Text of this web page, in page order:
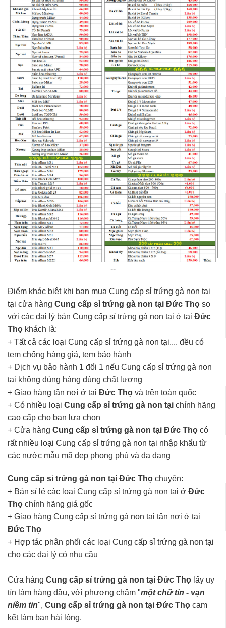
--
Điểm khác biệt khi bạn mua Cung cấp sỉ trứng gà non tại
tại cửa hàng Cung cấp sỉ trứng gà non tại Đức Thọ so
với các đại lý bán Cung cấp sỉ trứng gà non tại ở tại Đức
Thọ khách là:
+ Tất cả các loại Cung cấp sỉ trứng gà non tại.... đều có
tem chống hàng giả, tem bảo hành
+ Dịch vụ bảo hành 1 đổi 1 nếu Cung cấp sỉ trứng gà non
tại không đúng hàng đúng chất lượng
+ Giao hàng tận nơi ở tại Đức Thọ và trên toàn quốc
+ Có nhiều loại Cung cấp sỉ trứng gà non tại chính hãng
cao cấp cho bạn lựa chọn
+ Cửa hàng Cung cấp sỉ trứng gà non tại Đức Thọ có
rất nhiều loại Cung cấp sỉ trứng gà non tại nhập khẩu từ
các nước mẫu mã đẹp phong phú và đa dạng
Cung cấp sỉ trứng gà non tại Đức Thọ chuyên:
+ Bán sỉ lẻ các loại Cung cấp sỉ trứng gà non tại ở Đức
Thọ chính hãng giá gốc
+ Giao hàng Cung cấp sỉ trứng gà non tại tận nơi ở tại
Đức Thọ
+ Hợp tác phân phối các loại Cung cấp sỉ trứng gà non tại
cho các đại lý có nhu cầu
Cửa hàng Cung cấp sỉ trứng gà non tại Đức Thọ lấy uy
tín làm hàng đầu, với phương châm "một chữ tín - vạn
niềm tin", Cung cấp sỉ trứng gà non tại Đức Thọ cam
kết làm bạn hài lòng.